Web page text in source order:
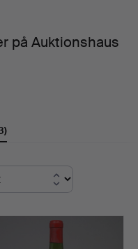
på Auktionshaus